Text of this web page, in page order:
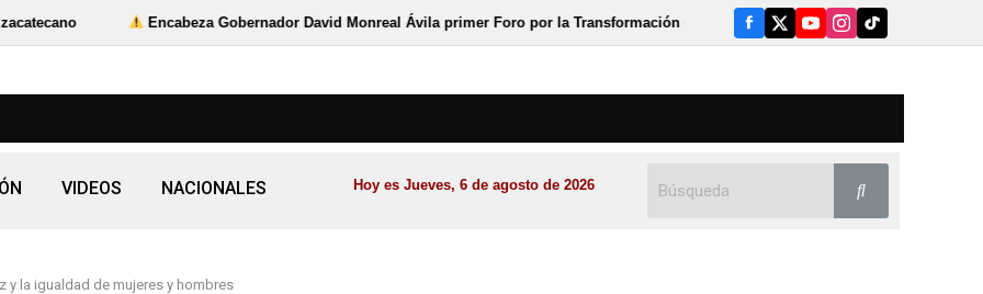
Encabeza Gobernador David Monreal Ávila primer Foro por la Transformación del Campo Zacatecano Refuerzan
VIDEOS NACIONALES Hoy es Jueves, 6 de agosto de 2026
y la igualdad de mujeres y hombres